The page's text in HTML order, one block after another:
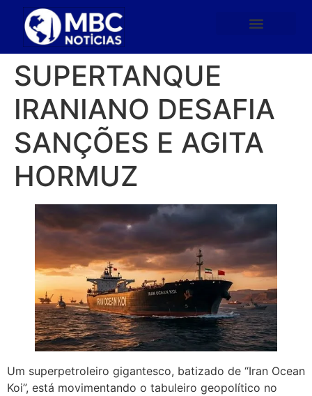
SUPERTANQUE
IRANIANO DESAFIA
SANÇÕES E AGITA
HORMUZ
Um superpetroleiro gigantesco, batizado de “Iran Ocean
Koi”, está movimentando o tabuleiro geopolítico no